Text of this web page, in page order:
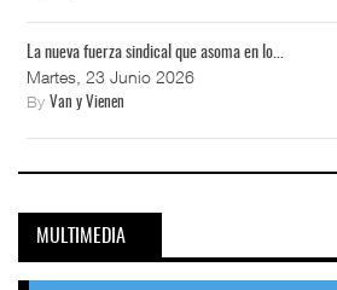
La nueva fuerza sindical que asoma en lo...
Martes, 23 Junio 2026
By Van y Vienen
MULTIMEDIA